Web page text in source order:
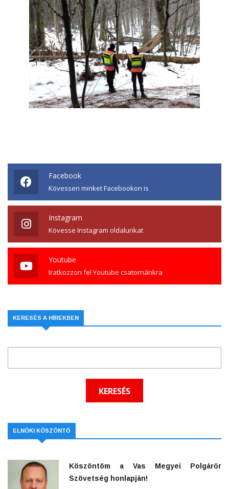
Facebook
Kövessen minket Facebookon is
Instagram
Kövesse Instagram oldalunkat
Youtube
Iratkozzon fel Youtube csatornánkra
KERESÉS A HÍREKBEN
ELNÖKI KÖSZÖNTŐ
Köszöntöm a Vas Megyei Polgárőr
Szövetség honlapján!